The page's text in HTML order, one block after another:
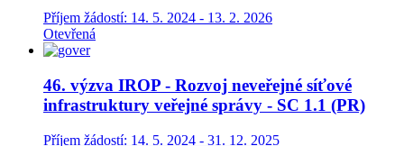
Příjem žádostí: 14. 5. 2024 - 13. 2. 2026
Otevřená
46. výzva IROP - Rozvoj neveřejné síťové
infrastruktury veřejné správy - SC 1.1 (PR)
Příjem žádostí: 14. 5. 2024 - 31. 12. 2025